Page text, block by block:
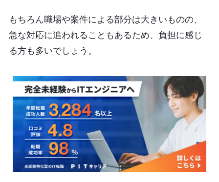
もちろん職場や案件による部分は大きいものの、
急な対応に追われることもあるため、負担に感じ
る方も多いでしょう。